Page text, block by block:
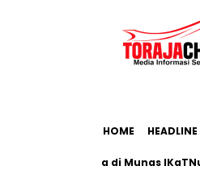
HOME HEADLINE
Toraja di Munas IKaTNus